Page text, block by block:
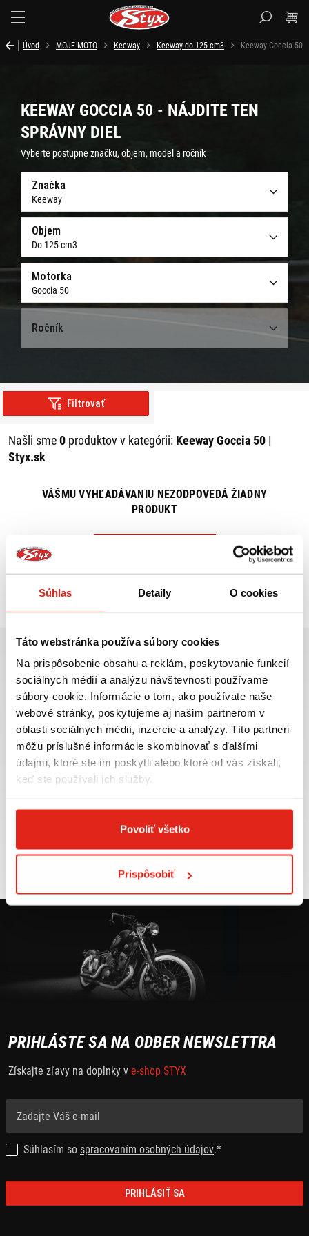
Súhlas Detaily O cookies
Táto webstránka používa súbory cookies
Na prispôsobenie obsahu a reklám, poskytovanie funkcií
sociálnych médií a analýzu návštevnosti používame
súbory cookie. Informácie o tom, ako používate naše
webové stránky, poskytujeme aj našim partnerom v
oblasti sociálnych médií, inzercie a analýzy. Títo partneri
môžu príslušné informácie skombinovať s ďalšími
údajmi, ktoré ste im poskytli alebo ktoré od vás získali,
keď ste používali ich služby.
Povoliť všetko
Prispôsobiť
Úvod MOJE MOTO Keeway Keeway do 125 cm3 Keeway Goccia 50
KEEWAY GOCCIA 50 - NÁJDITE TEN
SPRÁVNY DIEL
Vyberte postupne značku, objem, model a ročník
Značka
Keeway
Objem
Do 125 cm3
Motorka
Goccia 50
Ročník
Filtrovať
Našli sme0 produktov v kategórii: Keeway Goccia 50 |
Styx.sk
VÁŠMU VYHĽADÁVANIU NEZODPOVEDÁ ŽIADNY
PRODUKT
Najväčší výber moto
príslušenstva ihneď k
odberu
Doprava ZADARMO pre
objednávky nad 50€ v rámci
SR
PRIHLÁSTE SA NA ODBER NEWSLETTRA
Získajte zľavy na doplnky v e-shop STYX
Súhlasím so spracovaním osobných údajov.*
PRIHLÁSIŤ SA